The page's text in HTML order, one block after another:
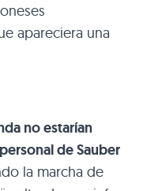
apareciera una
no estarían
de Sauber
la marcha de